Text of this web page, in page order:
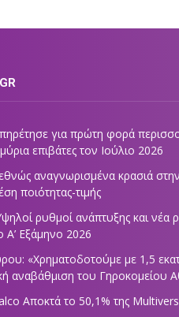
για πρώτη φορά
επιβάτες τον Ιούλιο 2026
αναγνωρισμένα κρασιά στην
ποιότητας-τιμής
ρυθμοί ανάπτυξης και νέα
Α’ Εξάμηνο 2026
«Χρηματοδοτούμε με 1,5
αναβάθμιση του Γηροκομείου
Αποκτά το 50,1% της